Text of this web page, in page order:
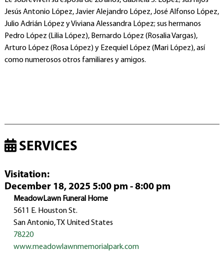
Jesús Antonio López, Javier Alejandro López, José Alfonso López,
Julio Adrián López y Viviana Alessandra López; sus hermanos
Pedro López (Lilia López), Bernardo López (Rosalia Vargas),
Arturo López (Rosa López) y Ezequiel López (Mari López), así
como numerosos otros familiares y amigos.
SERVICES
Visitation:
December 18, 2025 5:00 pm - 8:00 pm
MeadowLawn Funeral Home
5611 E. Houston St.
San Antonio, TX United States
78220
www.meadowlawnmemorialpark.com